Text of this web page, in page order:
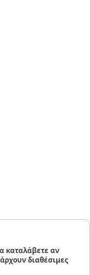
καταλάβετε αν
διαθέσιμες